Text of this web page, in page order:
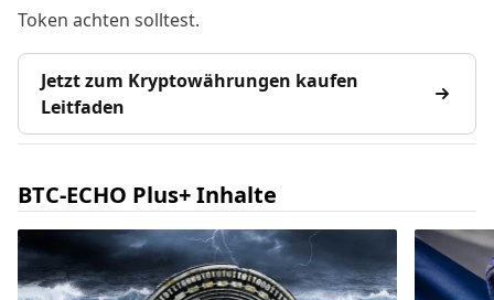
Token achten solltest.
Jetzt zum Kryptowährungen kaufen
Leitfaden
BTC-ECHO Plus+ Inhalte